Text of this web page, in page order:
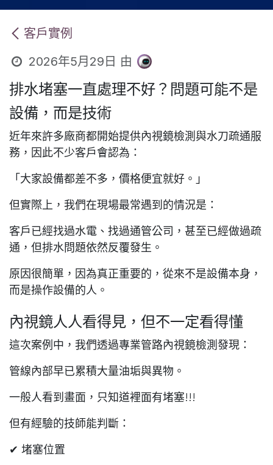
客戶實例
2026年5月29日 由
排水堵塞一直處理不好？問題可能不是
設備，而是技術
近年來許多廠商都開始提供內視鏡檢測與水刀疏通服
務，因此不少客戶會認為：
「大家設備都差不多，價格便宜就好。」
但實際上，我們在現場最常遇到的情況是：
客戶已經找過水電、找過通管公司，甚至已經做過疏
通，但排水問題依然反覆發生。
原因很簡單， 因為真正重要的，從來不是設備本身，
而是操作設備的人。
內視鏡人人看得見，但不一定看得懂
這次案例中，我們透過專業管路內視鏡檢測發現：
管線內部早已累積大量油垢與異物。
一般人看到畫面，只知道裡面有堵塞!!!
但有經驗的技師能判斷：
✔ 堵塞位置